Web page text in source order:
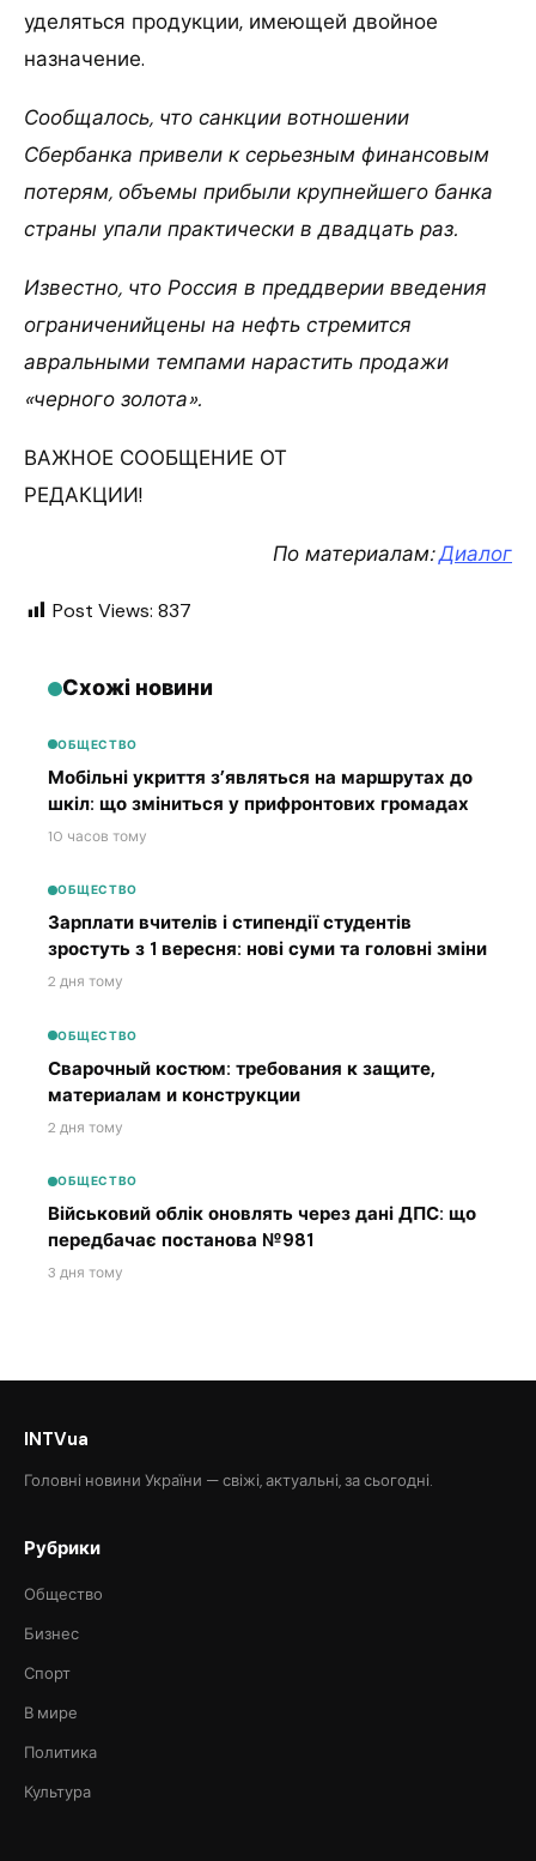
уделяться продукции, имеющей двойное
назначение.
Сообщалось, что санкции вотношении
Сбербанка привели к серьезным финансовым
потерям, объемы прибыли крупнейшего банка
страны упали практически в двадцать раз.
Известно, что Россия в преддверии введения
ограниченийцены на нефть стремится
авральными темпами нарастить продажи
«черного золота».
ВАЖНОЕ СООБЩЕНИЕ ОТ
РЕДАКЦИИ!
По материалам:Диалог
Post Views: 837
Схожі новини
ОБЩЕСТВО
Мобільні укриття з’являться на маршрутах до
шкіл: що зміниться у прифронтових громадах
10 часов тому
ОБЩЕСТВО
Зарплати вчителів і стипендії студентів
зростуть з 1 вересня: нові суми та головні зміни
2 дня тому
ОБЩЕСТВО
Сварочный костюм: требования к защите,
материалам и конструкции
2 дня тому
ОБЩЕСТВО
Військовий облік оновлять через дані ДПС: що
передбачає постанова №981
3 дня тому
INTVua
Головні новини України — свіжі, актуальні, за сьогодні.
Рубрики
Общество
Бизнес
Спорт
В мире
Политика
Культура